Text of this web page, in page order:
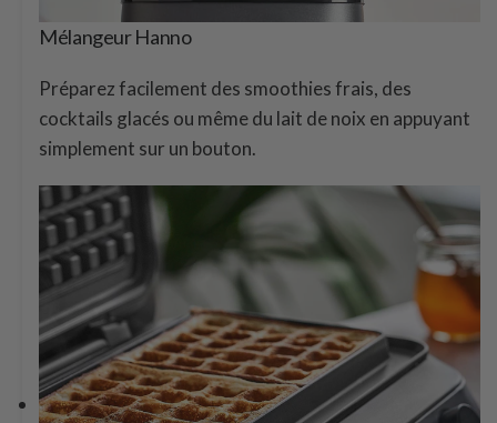
Mélangeur Hanno
Préparez facilement des smoothies frais, des
cocktails glacés ou même du lait de noix en appuyant
simplement sur un bouton.